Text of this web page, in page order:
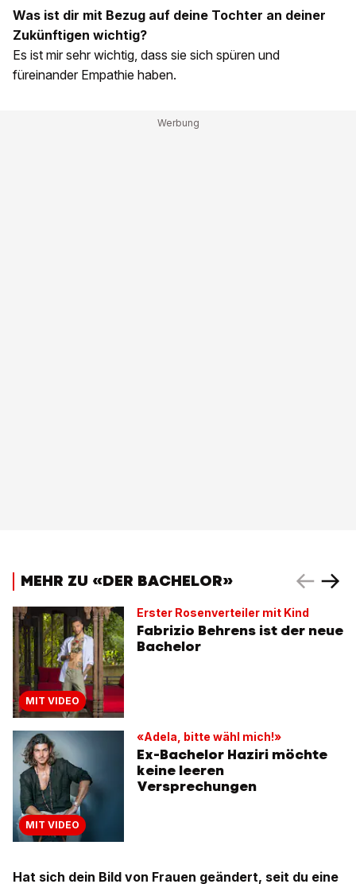
Was ist dir mit Bezug auf deine Tochter an deiner
Zukünftigen wichtig?
Es ist mir sehr wichtig, dass sie sich spüren und
füreinander Empathie haben.
MEHR ZU «DER BACHELOR»
MIT VIDEO
Erster Rosenverteiler mit Kind
Fabrizio Behrens ist der neue
Bachelor
MIT VIDEO
«Adela, bitte wähl mich!»
Ex-Bachelor Haziri möchte
keine leeren
Versprechungen
Hat sich dein Bild von Frauen geändert, seit du eine